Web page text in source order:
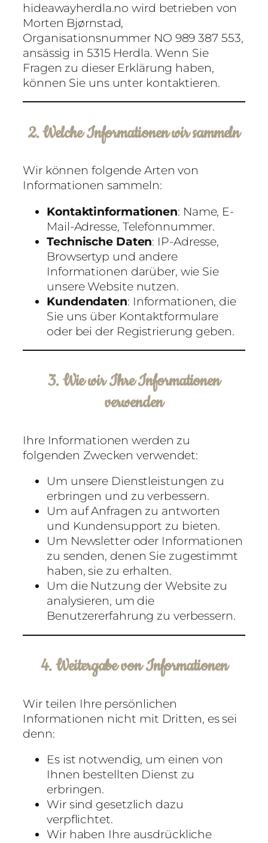
hideawayherdla.no wird betrieben von
Morten Bjørnstad,
Organisationsnummer NO 989 387 553,
ansässig in 5315 Herdla. Wenn Sie
Fragen zu dieser Erklärung haben,
können Sie uns unter kontaktieren.
2. Welche Informationen wir sammeln
Wir können folgende Arten von
Informationen sammeln:
Kontaktinformationen: Name, E-
Mail-Adresse, Telefonnummer.
Technische Daten: IP-Adresse,
Browsertyp und andere
Informationen darüber, wie Sie
unsere Website nutzen.
Kundendaten: Informationen, die
Sie uns über Kontaktformulare
oder bei der Registrierung geben.
3. Wie wir Ihre Informationen
verwenden
Ihre Informationen werden zu
folgenden Zwecken verwendet:
Um unsere Dienstleistungen zu
erbringen und zu verbessern.
Um auf Anfragen zu antworten
und Kundensupport zu bieten.
Um Newsletter oder Informationen
zu senden, denen Sie zugestimmt
haben, sie zu erhalten.
Um die Nutzung der Website zu
analysieren, um die
Benutzererfahrung zu verbessern.
4. Weitergabe von Informationen
Wir teilen Ihre persönlichen
Informationen nicht mit Dritten, es sei
denn:
Es ist notwendig, um einen von
Ihnen bestellten Dienst zu
erbringen.
Wir sind gesetzlich dazu
verpflichtet.
Wir haben Ihre ausdrückliche